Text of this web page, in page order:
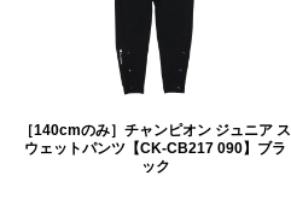
［140cmのみ］チャンピオン ジュニア ス
ウェットパンツ【CK-CB217 090】ブラ
ック